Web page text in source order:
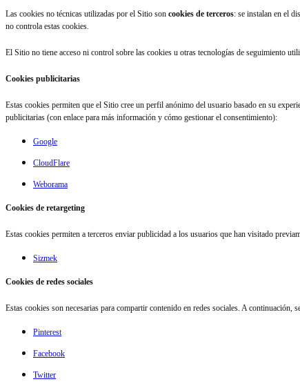
Las cookies no técnicas utilizadas por el Sitio son cookies de terceros: se instalan en el
no controla estas cookies.
El Sitio no tiene acceso ni control sobre las cookies u otras tecnologías de seguimiento
Cookies publicitarias
Estas cookies permiten que el Sitio cree un perfil anónimo del usuario basado en su
publicitarias (con enlace para más información y cómo gestionar el consentimiento):
Google
CloudFlare
Weborama
Cookies de retargeting
Estas cookies permiten a terceros enviar publicidad a los usuarios que han visitado
Sizmek
Cookies de redes sociales
Estas cookies son necesarias para compartir contenido en redes sociales. A
Pinterest
Facebook
Twitter